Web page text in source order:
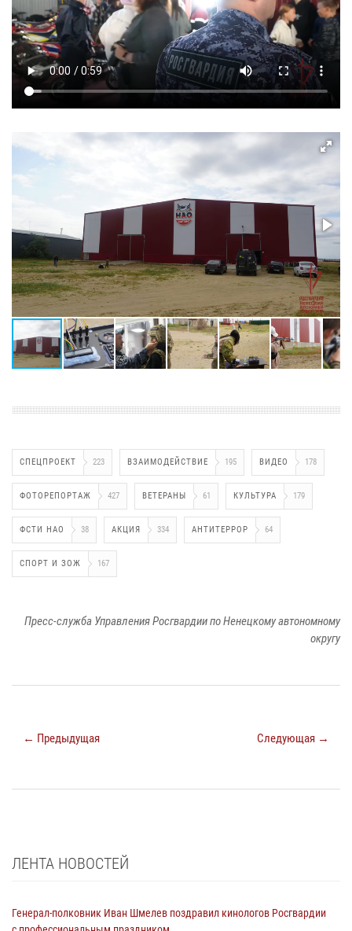
СПЕЦПРОЕКТ 223 ВЗАИМОДЕЙСТВИЕ 195 ВИДЕО 178
ФОТОРЕПОРТАЖ 427 ВЕТЕРАНЫ 61 КУЛЬТУРА 179
ФСТИ НАО 38 АКЦИЯ 334 АНТИТЕРРОР 64
СПОРТ И ЗОЖ 167
Пресс-служба Управления Росгвардии по Ненецкому автономному
округу
← Предыдущая Следующая →
ЛЕНТА НОВОСТЕЙ
Генерал-полковник Иван Шмелев поздравил кинологов Росгвардии